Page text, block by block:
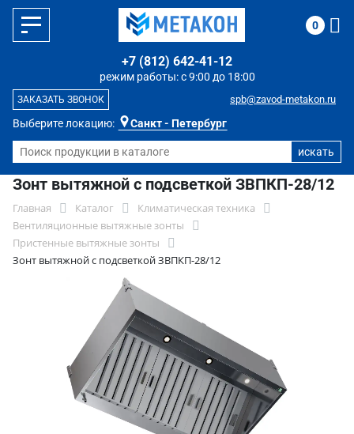
Выберите локацию: Санкт - Петербург
режим работы: с 9:00 до 18:00
+7 (812) 642-41-12
spb@zavod-metakon.ru
ЗАКАЗАТЬ ЗВОНОК
0
Зонт вытяжной с подсветкой ЗВПКП-28/12
Главная Каталог
Климатическая техника
Вентиляционные вытяжные зонты
Пристенные вытяжные зонты
Зонт вытяжной с подсветкой ЗВПКП-28/12